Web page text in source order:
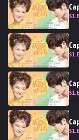
S1.E
S1.E
S1.E
S1.E